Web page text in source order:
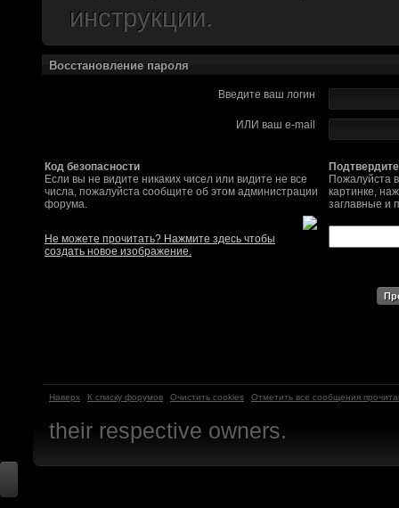
Здравствуйте,
вам помочь? Буду
CourierSix :
связаться с вами.
Привет реббя!
мужеством
Помогу, чем могу,
Надо будет как-то
https://discord.gg/
а ещо можна крч
трехмерны)
инструкции.
Восстановление пароля
Введите ваш логин
ИЛИ ваш e-mail
Код безопасности
Если вы не видите никаких чисел или видите не все
числа, пожалуйста сообщите об этом администрации
форума.
Пожалуйста
картинке,
заглавные и
Не можете прочитать? Нажмите здесь чтобы
создать новое изображение.
Наверх К списку форумов Очистить cookies Отметить все сообщения
their respective owners.